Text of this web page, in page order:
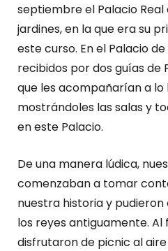
septiembre el Palacio Real
jardines, en la que era su
este curso. En el Palacio
recibidos por dos guías de
que les acompañarían a lo
mostrándoles las salas y
en este Palacio.
De una manera lúdica,
comenzaban a tomar
nuestra historia y
los reyes antiguamente. Al
disfrutaron de picnic al